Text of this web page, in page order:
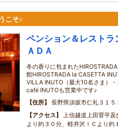
こそ♪
ペンション＆レストラ
ＡＤＡ
冬の香りに包まれた
館HIROSTRADA la CASETTA
VILLA INUTO（最大10名さま）
café INUTOも営業中です♪
住所
長野県須坂市仁礼３１５
アクセス
上信越道上田菅平
より約３０分、軽井沢ＩＣより約